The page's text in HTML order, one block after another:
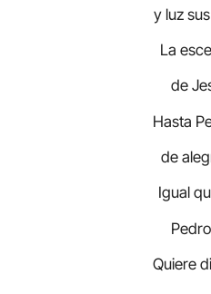
y luz
La
de
Hasta
de
Igual
Quiere